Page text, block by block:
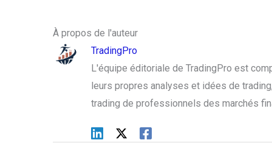
À propos de l'auteur
TradingPro
L'équipe éditoriale de TradingPro est
leurs propres analyses et idées de
trading de professionnels des marchés